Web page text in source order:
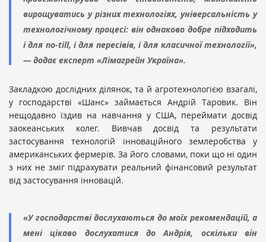
вирощуватись у різних технологіях, універсальність у
технологічному процесі: він однаково добре підходить
і для no-till, і для пересівів, і для класичної технології»,
— додає експерт «Лімагрейн Україна».
Закладкою дослідних ділянок, та й агротехнологією взагалі,
у господарстві «Шанс» займається Андрій Таровик. Він
нещодавно їздив на навчання у США, переймати досвід
заокеанських колег. Вивчав досвід та результати
застосування технологій інноваційного землеробства у
американських фермерів. За його словами, поки що ні один
з них не зміг підрахувати реальний фінансовий результат
від застосування інновацій.
«У господарстві дослухаються до моїх рекомендацій, а
мені цікаво дослухатися до Андрія, оскільки він